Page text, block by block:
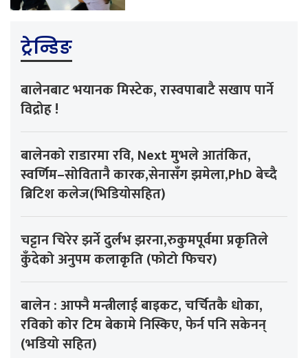
ट्रेन्डिङ
बालेनबाट भयानक मिस्टेक, रास्वपाबाटै सखाप पार्ने
विद्रोह !
बालेनको राडारमा रवि, Next मुभले आतंकित,
स्वर्णिम–सोवितानै कारक,सेनासँग झमेला,PhD बेच्दै
ब्रिटिश कलेज(भिडियोसहित)
चट्टान चिरेर झर्ने दुर्लभ झरना,रुकुमपूर्वमा प्रकृतिले
कुँदेको अनुपम कलाकृति (फोटो फिचर)
बालेन : आफ्नै मन्त्रीलाई बाइकट, चर्चितकै धोका,
रविको कोर टिम बेकामे निस्किए, फेर्न पनि सकेनन्
(भडियो सहित)